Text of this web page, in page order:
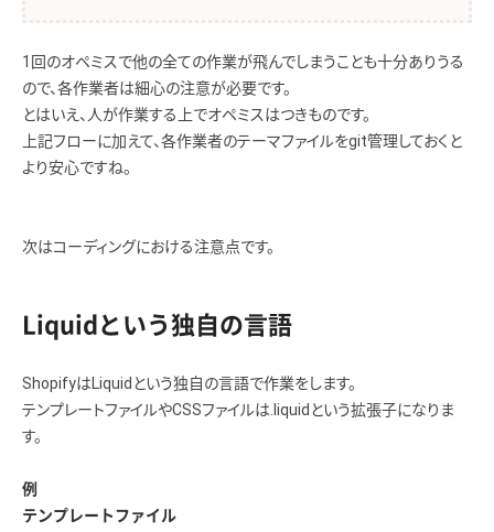
1回のオペミスで他の全ての作業が飛んでしまうことも十分ありうる
ので、各作業者は細心の注意が必要です。
とはいえ、人が作業する上でオペミスはつきものです。
上記フローに加えて、各作業者のテーマファイルをgit管理しておくと
より安心ですね。
次はコーディングにおける注意点です。
Liquidという独自の言語
ShopifyはLiquidという独自の言語で作業をします。
テンプレートファイルやCSSファイルは.liquidという拡張子になりま
す。
例
テンプレートファイル